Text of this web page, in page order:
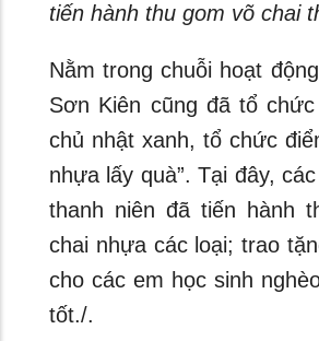
tiến hành thu gom võ chai
Nằm trong chuỗi hoạt
Sơn Kiên cũng đã tổ
chủ nhật xanh, tổ chức
nhựa lấy quà”. Tại đây,
thanh niên đã tiến hành
chai nhựa các loại; trao
cho các em học sinh
tốt./.